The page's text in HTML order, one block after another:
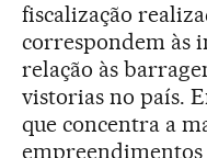
fiscalização
correspondem às
relação às
vistorias no país.
que concentra a
empreendimentos